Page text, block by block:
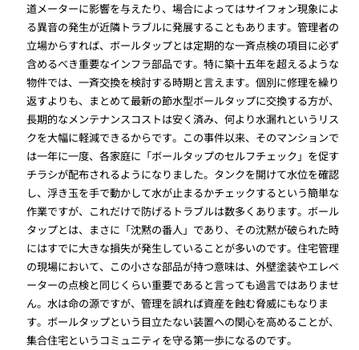
道メーターに影響を与えたり、場合によってはサイフォン現象によ
る異音の発生が近隣トラブルに発展することもあります。管理者の
立場からすれば、ボールタップとは定期的な一斉点検の項目に必ず
含めるべき重要なインフラ部品です。特に築十五年を超えるような
物件では、一斉交換を検討する時期と言えます。個別に修理を繰り
返すよりも、まとめて最新の節水型ボールタップに交換する方が、
長期的なメンテナンスコストは安く済み、何より水漏れというリス
クを大幅に軽減できるからです。この事件以来、そのマンションで
は一年に一度、各家庭に「ボールタップのセルフチェック」を促す
チラシが配布されるようになりました。タンクを開けて水位を確認
し、浮き玉を手で動かして水が止まるかチェックするという簡単な
作業ですが、これだけで防げるトラブルは数多くあります。ボール
タップとは、まさに「沈黙の番人」であり、その沈黙が破られた時
にはすでに大きな損失が発生していることが多いのです。住宅管理
の現場において、この小さな部品が持つ意味は、外壁塗装やエレベ
ーターの点検と同じくらい重要であると言っても過言ではありませ
ん。水は命の源ですが、管理を誤れば資産を蝕む脅威にもなりま
す。ボールタップという目立たない装置への関心を高めることが、
集合住宅というコミュニティを守る第一歩になるのです。